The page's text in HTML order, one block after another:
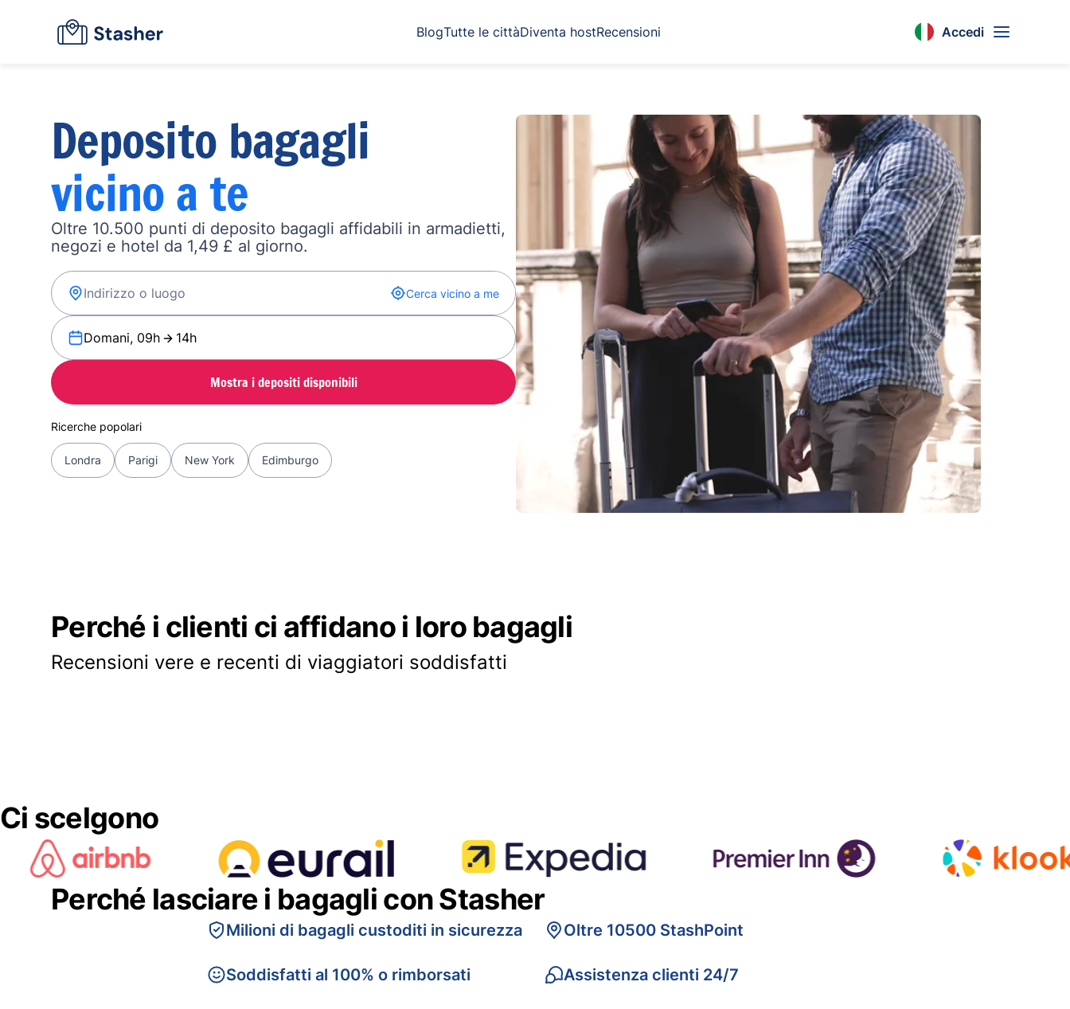
BlogTutte le cittàDiventa hostRecensioni Accedi
Deposito bagagli
vicino a te
Oltre 10.500 punti di deposito bagagli affidabili in armadietti,
negozi e hotel da 1,49 £ al giorno.
Cerca vicino a me
Domani, 09h 14h
Mostra i depositi disponibili
Ricerche popolari
Londra Parigi New York Edimburgo
Perché i clienti ci affidano i loro bagagli
Recensioni vere e recenti di viaggiatori soddisfatti
Ci scelgono
Perché lasciare i bagagli con Stasher
Milioni di bagagli custoditi in sicurezza
Soddisfatti al 100% o rimborsati
Oltre 10500 StashPoint
Assistenza clienti 24/7